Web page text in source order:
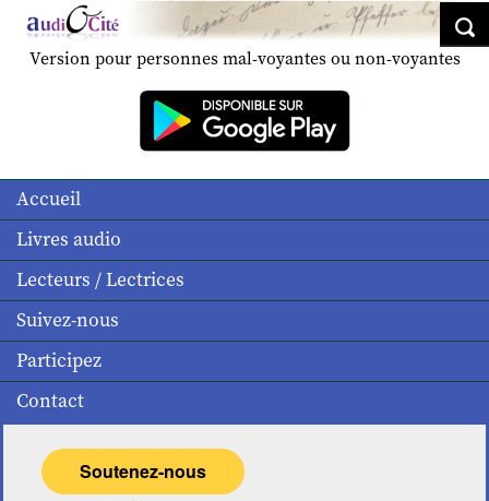
Version pour personnes mal-voyantes ou non-voyantes
Accueil
Livres audio
Lecteurs / Lectrices
Suivez-nous
Participez
Contact